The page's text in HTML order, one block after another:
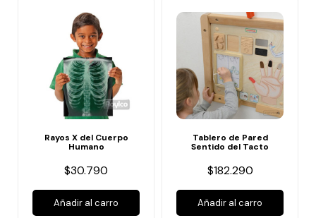
Rayos X del Cuerpo
Humano
$30.790
Añadir al carro
Tablero de Pared
Sentido del Tacto
$182.290
Añadir al carro